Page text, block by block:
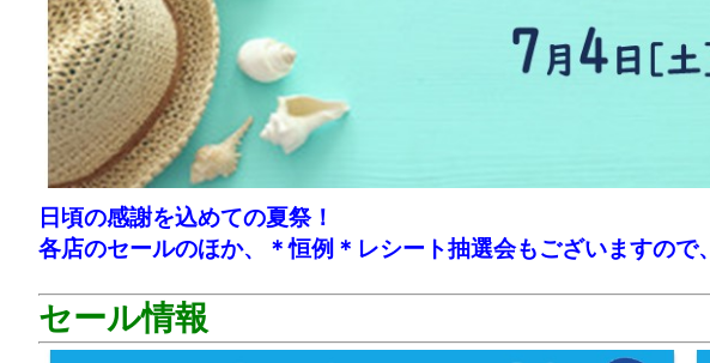
日頃の感謝を込めての夏祭！
各店のセールのほか、＊恒例＊レシート抽選会もございますので、
セール情報